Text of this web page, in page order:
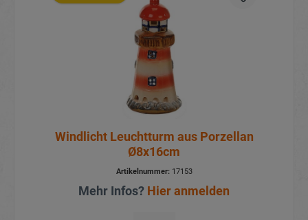
Windlicht Leuchtturm aus Porzellan
Ø8x16cm
Artikelnummer:17153
Mehr Infos? Hier anmelden